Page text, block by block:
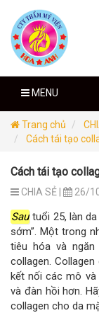
MENU
Trang chủ
Cách tái tạo
Cách tái tạo
CHIA SẺ | 26/
Sautuổi 25, làn
sớm”. Một trong
tiêu hóa và
collagen.
kết nối các mô và
và đàn hồi hơn.
collagen cho da